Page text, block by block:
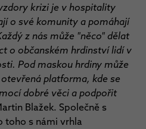
krizi je v hospitality
o své komunity a pomáhají
z nás může "něco" dělat
o občanském hrdinství lidí v
Pod maskou hrdiny může
platforma, kde se
dobré věci a podpořit
Blažek. Společně s
toho s námi vrhla